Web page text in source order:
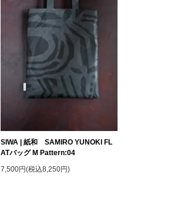
SIWA | 紙和 SAMIRO YUNOKI FL
ATバッグ M Pattern:04
7,500円(税込8,250円)